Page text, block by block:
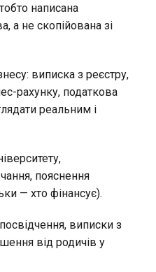
написана
а не скопійована зі
виписка з реєстру,
рахунку, податкова
реальним і
пояснення
— хто фінансує).
виписки з
від родичів у